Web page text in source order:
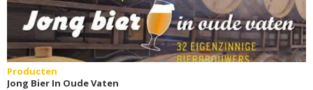
Producten
Jong Bier In Oude Vaten